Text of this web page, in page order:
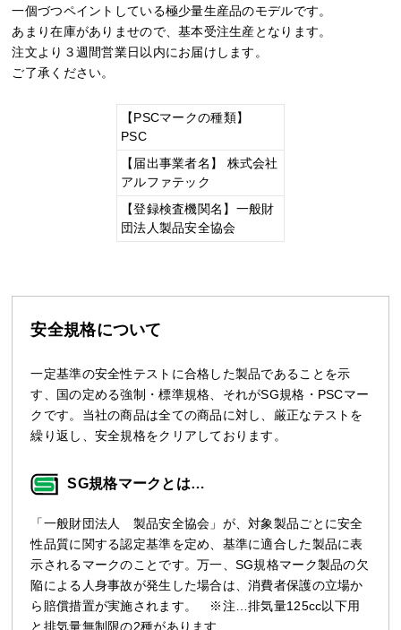
一個づつペイントしている極少量生産品のモデルです。
あまり在庫がありませので、基本受注生産となります。
注文より３週間営業日以内にお届けします。
ご了承ください。
【PSCマークの種類】
PSC
【届出事業者名】 株式会社
アルファテック
【登録検査機関名】一般財
団法人製品安全協会
安全規格について
一定基準の安全性テストに合格した製品であることを示
す、国の定める強制・標準規格、それがSG規格・PSCマー
クです。当社の商品は全ての商品に対し、厳正なテストを
繰り返し、安全規格をクリアしております。
SG規格マークとは…
「一般財団法人 製品安全協会」が、対象製品ごとに安全
性品質に関する認定基準を定め、基準に適合した製品に表
示されるマークのことです。万一、SG規格マーク製品の欠
陥による人身事故が発生した場合は、消費者保護の立場か
ら賠償措置が実施されます。 ※注…排気量125cc以下用
と排気量無制限の2種があります